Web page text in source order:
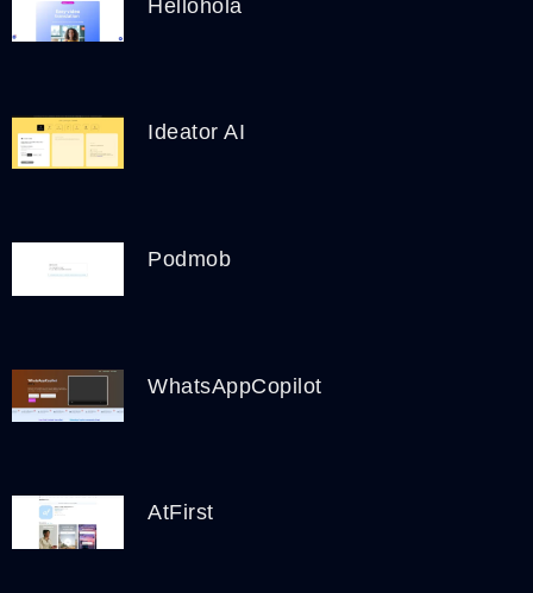
Hellohola
Ideator AI
Podmob
WhatsAppCopilot
AtFirst